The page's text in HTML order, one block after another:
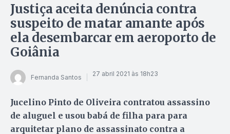
Justiça aceita denúncia contra
suspeito de matar amante após
ela desembarcar em aeroporto de
Goiânia
Fernanda Santos 27 abril 2021 às 18h23
Jucelino Pinto de Oliveira contratou assassino
de aluguel e usou babá de filha para para
arquitetar plano de assassinato contra a